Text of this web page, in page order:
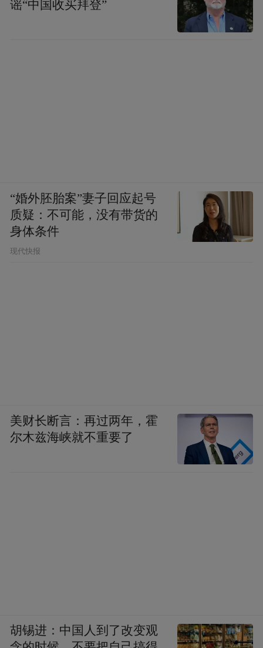
谣“中国收买拜登”
“婚外胚胎案”妻子回应起号
质疑：不可能，没有带货的
身体条件
现代快报
美财长断言：再过两年，霍
尔木兹海峡就不重要了
胡锡进：中国人到了改变观